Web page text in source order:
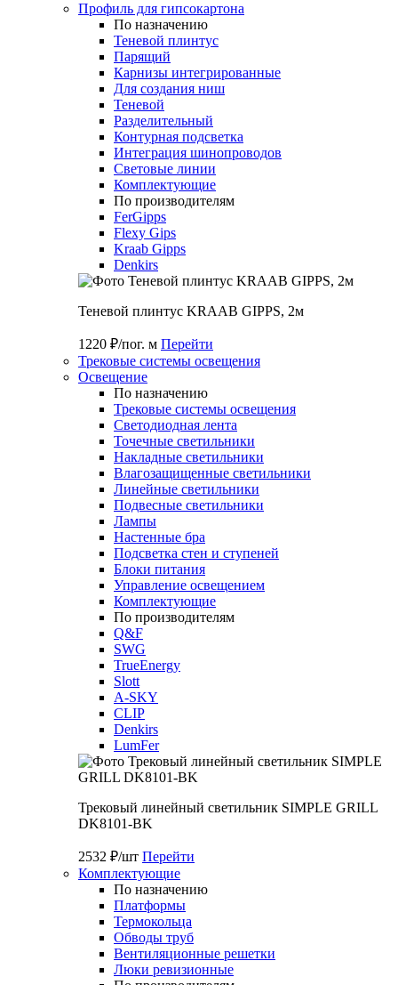
Профиль для гипсокартона
По назначению
Теневой плинтус
Парящий
Карнизы интегрированные
Для создания ниш
Теневой
Разделительный
Контурная подсветка
Интеграция шинопроводов
Световые линии
Комплектующие
По производителям
FerGipps
Flexy Gips
Kraab Gipps
Denkirs
Теневой плинтус KRAAB GIPPS, 2м
1220 ₽/пог. м Перейти
Трековые системы освещения
Освещение
По назначению
Трековые системы освещения
Светодиодная лента
Точечные светильники
Накладные светильники
Влагозащищенные светильники
Линейные светильники
Подвесные светильники
Лампы
Настенные бра
Подсветка стен и ступеней
Блоки питания
Управление освещением
Комплектующие
По производителям
Q&F
SWG
TrueEnergy
Slott
A-SKY
CLIP
Denkirs
LumFer
Трековый линейный светильник SIMPLE GRILL
DK8101-BK
2532 ₽/шт Перейти
Комплектующие
По назначению
Платформы
Термокольца
Обводы труб
Вентиляционные решетки
Люки ревизионные